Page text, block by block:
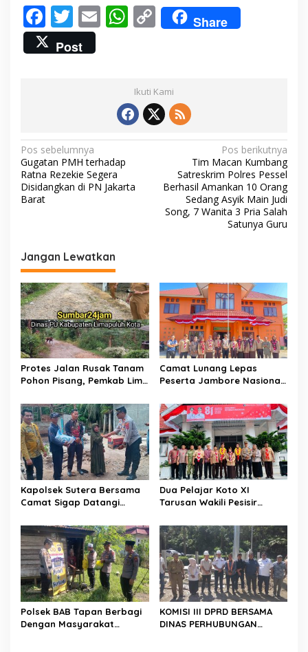
a
k
a
s
y
u
u
F
ac
e
k
T
w
itt
E W
s
A
p
p
C
o
y
Li
n
k
Share
Post
Ikuti Kami
N
a
v
i
a
s
i
p
o
s
Pos sebelumnya
Gugatan PMH terhadap
Ratna Rezekie Segera
Disidangkan di PN Jakarta
Barat
Pos berikutnya
Tim Macan Kumbang
Satreskrim Polres Pessel
Berhasil Amankan 10 Orang
Sedang Asyik Main Judi
Song, 7 Wanita 3 Pria Salah
Satunya Guru
Jangan Lewatkan
Protes Jalan Rusak Tanam
Pohon Pisang, Pemkab Lima
Perbaikan Segera
Direalisasikan
Camat Lunang Lepas
Peserta Jambore Nasional
Kapolsek Sutera Bersama
Camat Sigap Datangi
Terkena Angin Puting
Beliung
Dua Pelajar Koto XI
Tarusan Wakili Pesisir
Nasional 2026 di Cibubur,
Jalani Karantina Sebelum
Berangkat
Polsek BAB Tapan Berbagi
Dengan Masyarakat
KOMISI III DPRD BERSAMA
DINAS PERHUBUNGAN